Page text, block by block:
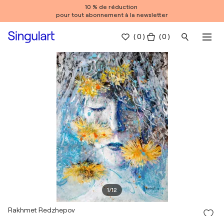
10 % de réduction
pour tout abonnement à la newsletter
(0 ) ( 0 )
1/12
Rakhmet Redzhepov